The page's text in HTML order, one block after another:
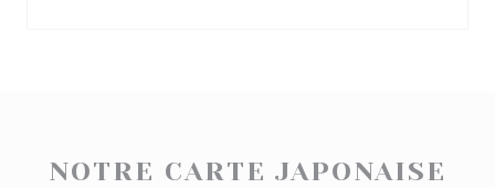
NOTRE CARTE JAPONAISE